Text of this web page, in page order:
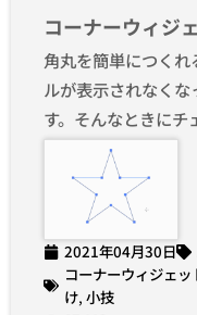
コーナーウィジ
角丸を簡単につく
ルが表示されなく
す。そんなときにチ
2021年04月30日
コーナーウィジェッ
け, 小技